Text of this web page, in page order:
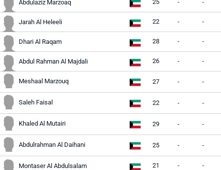
Abdulaziz Marzoaq 25 - -
Jarah Al Heleeli 22 - -
Dhari Al Raqam 28 - -
Abdul Rahman Al Majdali 26 - -
Meshaal Marzouq 27 - -
Saleh Faisal 22 - -
Khaled Al Mutairi 29 - -
Abdulrahman Al Daihani 25 - -
Montaser Al Abdulsalam 21 - -